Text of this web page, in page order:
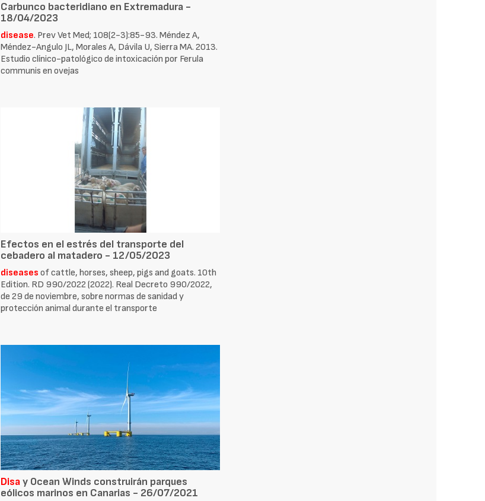
Carbunco bacteridiano en Extremadura -
18/04/2023
disease. Prev Vet Med; 108(2-3):85-93. Méndez A,
Méndez-Angulo JL, Morales A, Dávila U, Sierra MA. 2013.
Estudio clínico-patológico de intoxicación por Ferula
communis en ovejas
Efectos en el estrés del transporte del
cebadero al matadero - 12/05/2023
diseases of cattle, horses, sheep, pigs and goats. 10th
Edition. RD 990/2022 (2022). Real Decreto 990/2022,
de 29 de noviembre, sobre normas de sanidad y
protección animal durante el transporte
Disay Ocean Winds construirán parques
eólicos marinos en Canarias - 26/07/2021